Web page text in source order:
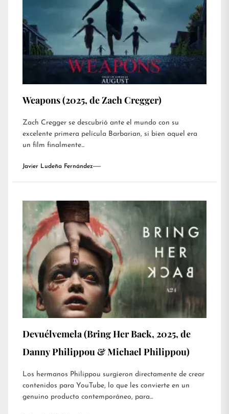
Weapons (2025, de Zach Cregger)
Zach Cregger se descubrió ante el mundo con su
excelente primera película Barbarian, si bien aquel era
un film finalmente...
Javier Ludeña Fernández
Devuélvemela (Bring Her Back, 2025, de
Danny Philippou & Michael Philippou)
Los hermanos Philippou surgieron directamente de crear
contenidos para YouTube, lo que les convierte en un
genuino producto contemporáneo, para...